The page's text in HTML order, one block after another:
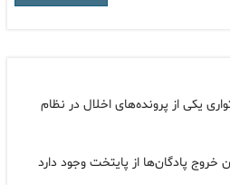
یکی از پرونده‌های اخلال در نظام
پادگان‌ها از پایتخت وجود دارد